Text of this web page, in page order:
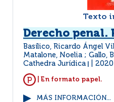
Texto
Derecho penal.
Basílico, Ricardo Ángel
Matalone, Noelia ; Gallo,
Cathedra Jurídica
2020
| En formato papel.
MÁS INFORMACIÓN...